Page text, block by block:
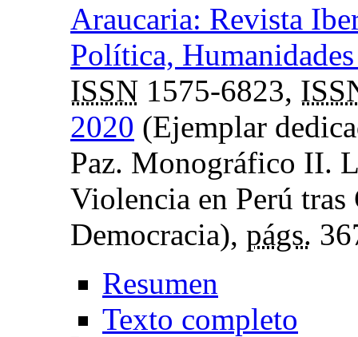
Araucaria: Revista
Política,
ISSN 1575-6823,
2020 (Ejemplar
Paz. Monográfico II.
Violencia en Perú tras
Democracia), págs.
Resumen
Texto completo